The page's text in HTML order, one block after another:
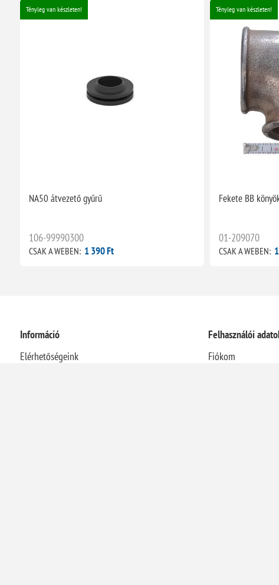
Tényleg van készleten!
NA50 átvezető gyűrű
106-99990300
CSAK A WEBEN: 1 390 Ft
Tényleg van készleten!
Fekete BB
01-209070
CSAK A WEBEN:
Információ
Elérhetőségeink
Felhasználói
Fiókom